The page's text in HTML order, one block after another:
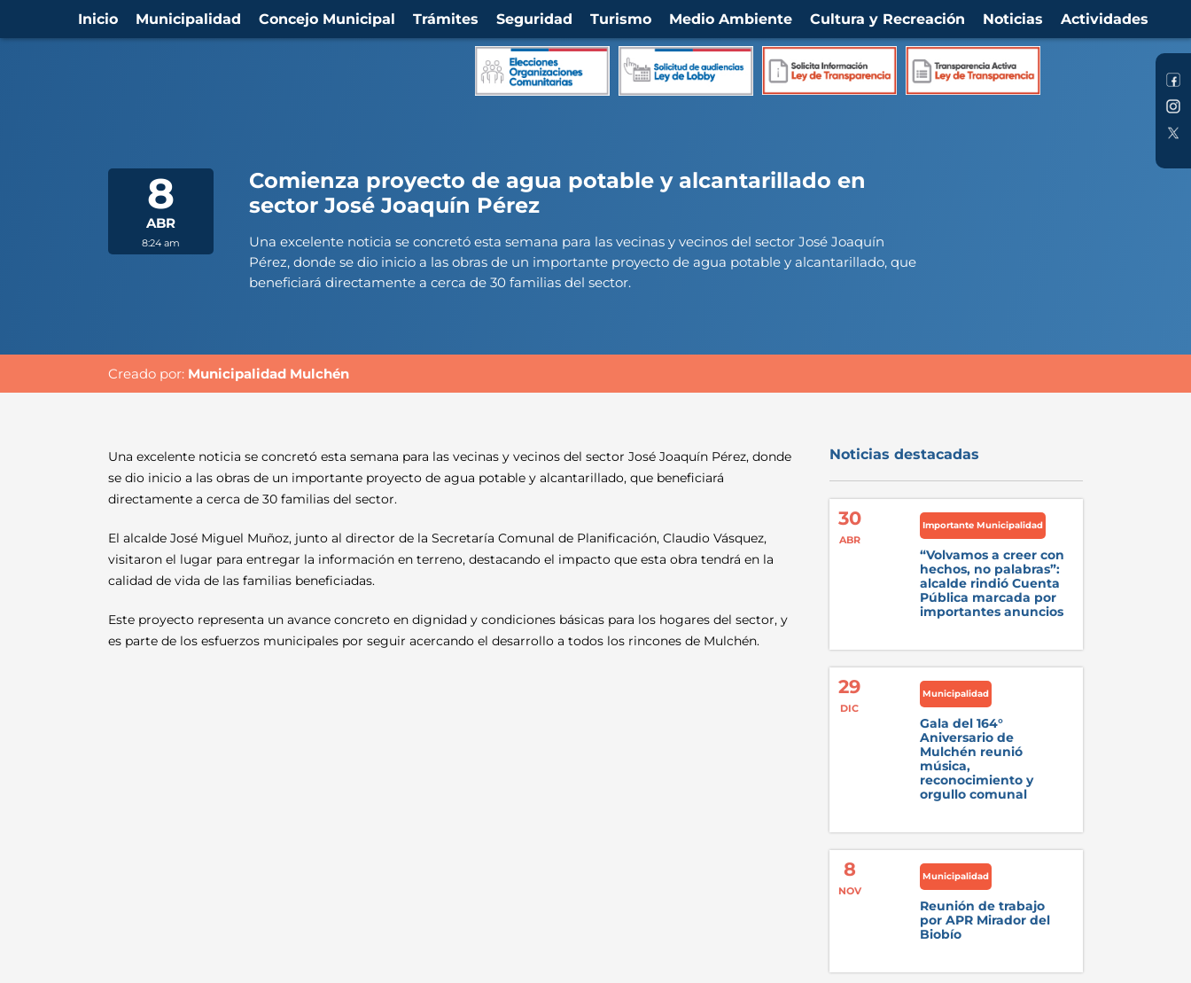
Inicio Municipalidad Concejo Municipal Trámites Seguridad Turismo Medio Ambiente Cultura y Recreación Noticias Actividades
8
ABR
8:24 am
Comienza proyecto de agua potable y alcantarillado en
sector José Joaquín Pérez
Una excelente noticia se concretó esta semana para las vecinas y vecinos del sector José Joaquín
Pérez, donde se dio inicio a las obras de un importante proyecto de agua potable y alcantarillado, que
beneficiará directamente a cerca de 30 familias del sector.
Creado por: Municipalidad Mulchén
Una excelente noticia se concretó esta semana para las vecinas y vecinos del sector José Joaquín Pérez, donde
se dio inicio a las obras de un importante proyecto de agua potable y alcantarillado, que beneficiará
directamente a cerca de 30 familias del sector.
El alcalde José Miguel Muñoz, junto al director de la Secretaría Comunal de Planificación, Claudio Vásquez,
visitaron el lugar para entregar la información en terreno, destacando el impacto que esta obra tendrá en la
calidad de vida de las familias beneficiadas.
Este proyecto representa un avance concreto en dignidad y condiciones básicas para los hogares del sector, y
es parte de los esfuerzos municipales por seguir acercando el desarrollo a todos los rincones de Mulchén.
Noticias destacadas
30
ABR
Importante Municipalidad
“Volvamos a creer con
hechos, no palabras”:
alcalde rindió Cuenta
Pública marcada por
importantes anuncios
29
DIC
Municipalidad
Gala del 164°
Aniversario de
Mulchén reunió
música,
reconocimiento y
orgullo comunal
8
NOV
Municipalidad
Reunión de trabajo
por APR Mirador del
Biobío